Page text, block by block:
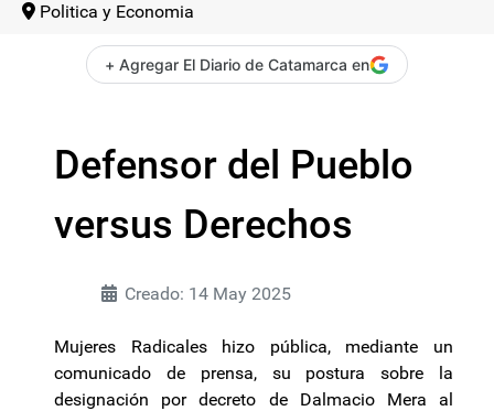
Politica y Economia
+ Agregar El Diario de Catamarca en
Defensor del Pueblo
versus Derechos
Creado: 14 May 2025
Mujeres Radicales hizo pública, mediante un
comunicado de prensa, su postura sobre la
designación por decreto de Dalmacio Mera al